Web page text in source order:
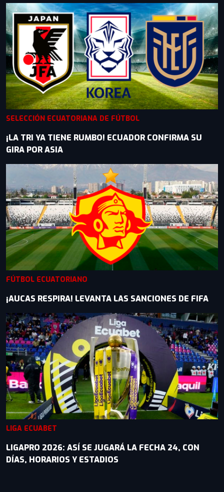
SELECCIÓN ECUATORIANA DE FÚTBOL
¡LA TRI YA TIENE RUMBO! ECUADOR CONFIRMA SU
GIRA POR ASIA
FÚTBOL ECUATORIANO
¡AUCAS RESPIRA! LEVANTA LAS SANCIONES DE FIFA
LIGA ECUABET
LIGAPRO 2026: ASÍ SE JUGARÁ LA FECHA 24, CON
DÍAS, HORARIOS Y ESTADIOS